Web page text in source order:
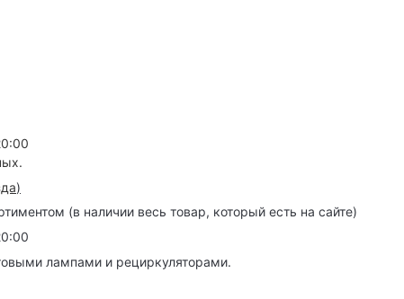
)
(в наличии весь товар, который есть на сайте)
лампами и рециркуляторами.